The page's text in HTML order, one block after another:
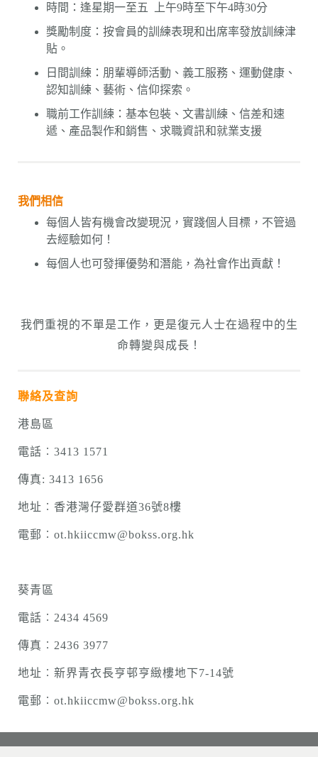
時間：逢星期一至五 上午9時至下午4時30分
獎勵制度：按會員的訓練表現和出席率發放訓練津
貼。
日間訓練：朋輩導師活動、義工服務、運動健康、
認知訓練、藝術、信仰探索。
職前工作訓練：基本包裝、文書訓練、信差和速
遞、產品製作和銷售、求職資訊和就業支援
我們相信
每個人皆有機會改變現況，實踐個人目標，不管過
去經驗如何！
每個人也可發揮優勢和潛能 ，為社會作出貢獻！
我們重視的不單是工作，更是復元人士在過程中的生
命轉變與成長！
聯絡及查詢
港島區
電話︰3413 1571
傳真: 3413 1656
地址︰香港灣仔愛群道36號8樓
電郵︰ot.hkiiccmw@bokss.org.hk
葵青區
電話︰2434 4569
傳真︰2436 3977
地址︰新界青衣長亨邨亨緻樓地下7-14號
電郵︰ot.hkiiccmw@bokss.org.hk